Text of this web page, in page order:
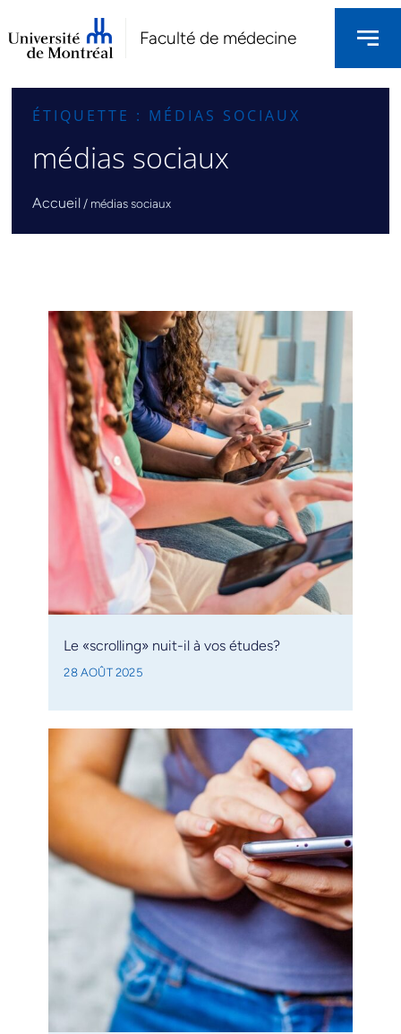
Faculté de médecine
ÉTIQUETTE : MÉDIAS SOCIAUX
médias sociaux
Accueil / médias sociaux
Le «scrolling» nuit-il à vos études?
28 AOÛT 2025